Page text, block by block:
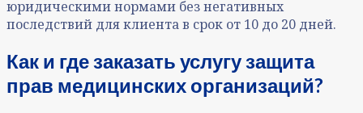
юридическими нормами без негативных
последствий для клиента в срок от 10 до 20 дней.
Как и где заказать услугу защита
прав медицинских организаций?